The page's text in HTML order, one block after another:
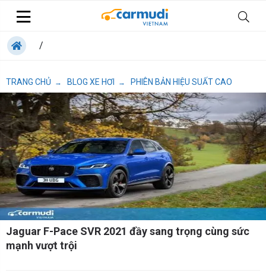
/
TRANG CHỦ → BLOG XE HƠI → PHIÊN BẢN HIỆU SUẤT CAO
Jaguar F-Pace SVR 2021 đầy sang trọng cùng sức
mạnh vượt trội